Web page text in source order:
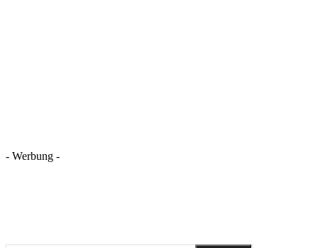
- Werbung -